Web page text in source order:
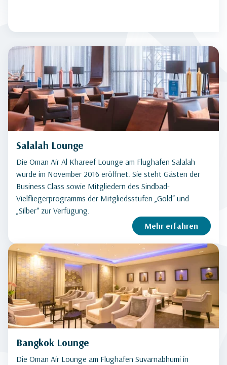
Salalah Lounge
Die Oman Air Al Khareef Lounge am Flughafen Salalah
wurde im November 2016 eröffnet. Sie steht Gästen der
Business Class sowie Mitgliedern des Sindbad-
Vielfliegerprogramms der Mitgliedsstufen „Gold“ und
„Silber“ zur Verfügung.
Mehr erfahren
Bangkok Lounge
Die Oman Air Lounge am Flughafen Suvarnabhumi in